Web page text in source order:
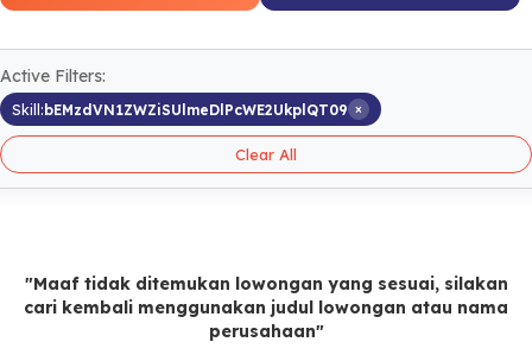
Active Filters:
Skill:bEMzdVN1ZWZiSUlmeDlPcWE2UkplQT09 ×
Clear All
"Maaf tidak ditemukan lowongan yang sesuai, silakan
cari kembali menggunakan judul lowongan atau nama
perusahaan"